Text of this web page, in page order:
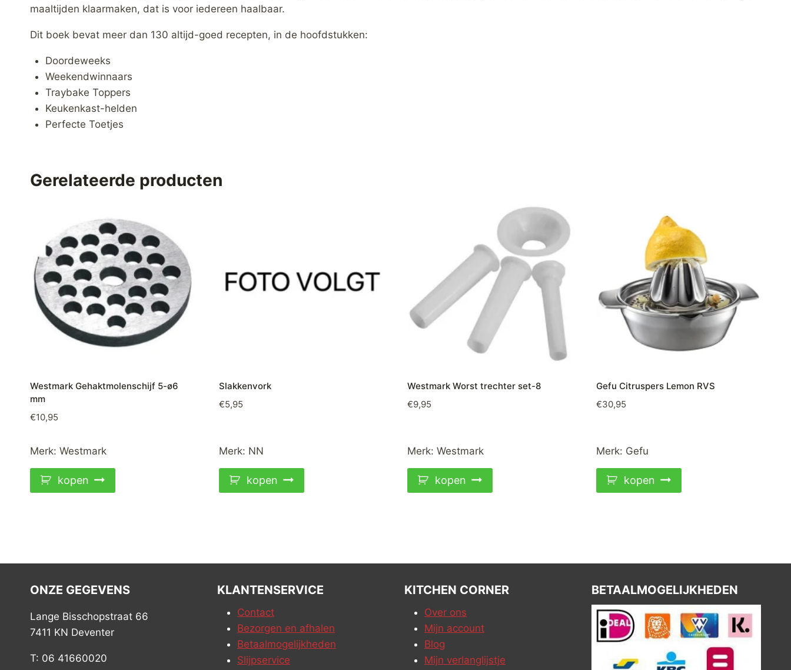
maaltijden klaarmaken, dat is voor iedereen haalbaar.
Dit boek bevat meer dan 130 altijd-goed recepten, in de hoofdstukken:
Doordeweeks
Weekendwinnaars
Traybake Toppers
Keukenkast-helden
Perfecte Toetjes
Gerelateerde producten
Westmark Gehaktmolenschijf 5-ø6
mm
€10,95
Merk: Westmark
kopen
Slakkenvork
€5,95
Merk: NN
kopen
Westmark Worst trechter set-8
€9,95
Merk: Westmark
kopen
Gefu Citruspers Lemon RVS
€30,95
Merk: Gefu
kopen
ONZE GEGEVENS
Lange Bisschopstraat 66
7411 KN Deventer
T: 06 41660020
KLANTENSERVICE
Contact
Bezorgen en afhalen
Betaalmogelijkheden
Slijpservice
KITCHEN CORNER
Over ons
Mijn account
Blog
Mijn verlanglijstje
BETAALMOGELIJKHEDEN